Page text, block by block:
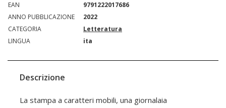
EAN
9791222017686
ANNO PUBBLICAZIONE
2022
CATEGORIA
Letteratura
LINGUA
ita
Descrizione
La stampa a caratteri mobili, una giornalaia